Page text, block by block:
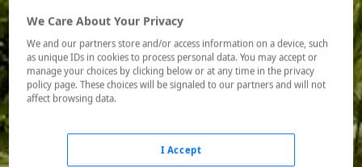
Destino *
Fechas *
08/08/2026 - 09/08/2026
We Care About Your Privacy
We and our partners store and/or access information on a device, such
as unique IDs in cookies to process personal data. You may accept or
manage your choices by clicking below or at any time in the privacy
policy page. These choices will be signaled to our partners and will not
affect browsing data.
I Accept